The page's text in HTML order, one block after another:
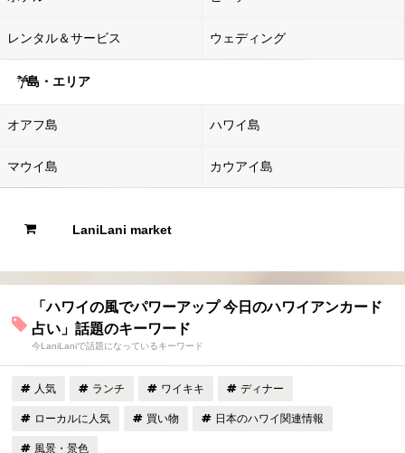
レンタル＆サービス ウェディング
島・エリア
オアフ島 ハワイ島
マウイ島 カウアイ島
LaniLani market
「ハワイの風でパワーアップ 今日のハワイアンカード
占い」話題のキーワード
今LaniLaniで話題になっているキーワード
人気 ランチ ワイキキ ディナー
ローカルに人気 買い物 日本のハワイ関連情報
風景・景色